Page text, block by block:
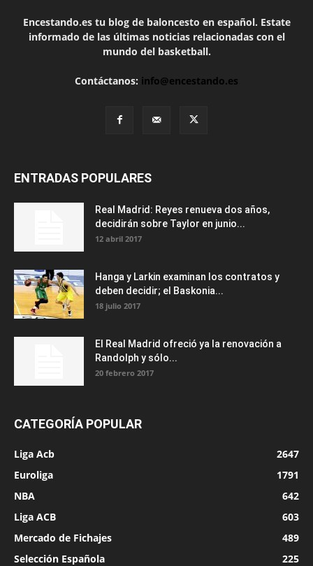
Encestando.es tu blog de baloncesto en español. Estate
informado de las últimas noticias relacionadas con el
mundo del basketball.
Contáctanos: info@encestando.es
ENTRADAS POPULARES
Real Madrid: Reyes renueva dos años,
decidirán sobre Taylor en junio...
12 abril 2017
Hanga y Larkin examinan los contratos y
deben decidir; el Baskonia...
18 julio 2017
El Real Madrid ofreció ya la renovación a
Randolph y sólo...
20 febrero 2017
CATEGORÍA POPULAR
Liga Acb
2647
Euroliga
1791
NBA
642
Liga ACB
603
Mercado de Fichajes
489
Selección Española
225